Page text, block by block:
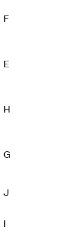
F
E
H
G
J
I